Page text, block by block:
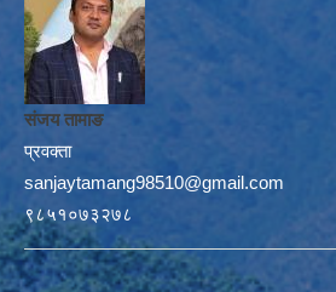
संजय तामाङ
प्रवक्ता
sanjaytamang98510@gmail.com
९८५१०७३२७८